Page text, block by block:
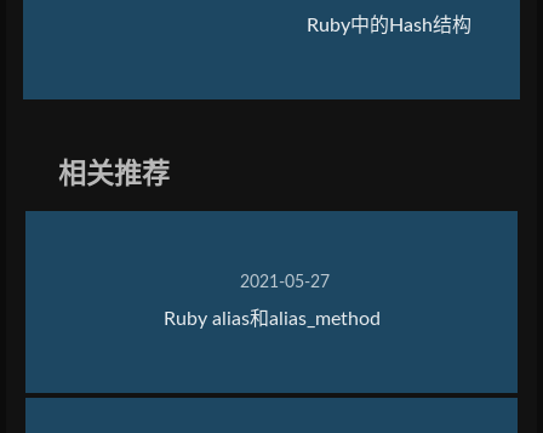
Ruby中的Hash结构
相关推荐
2021-05-27
Ruby alias和alias_method